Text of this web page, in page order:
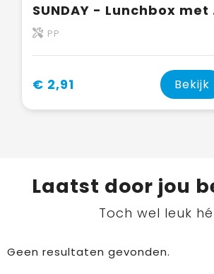
PP
€ 2,91 Bekijk
Laatst door jou
Toch wel leuk
Geen resultaten gevonden.